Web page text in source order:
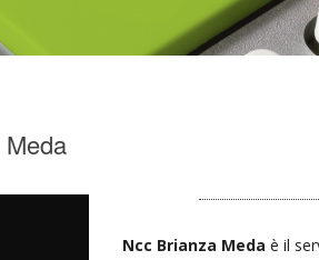
Ncc Brianza Medaè il